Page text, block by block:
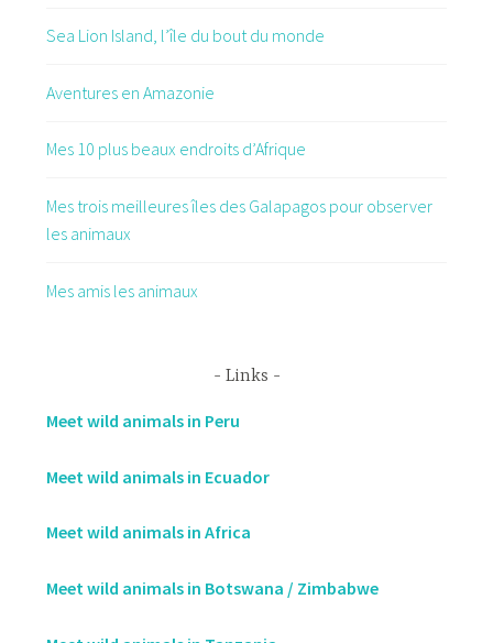
Sea Lion Island, l’île du bout du monde
Aventures en Amazonie
Mes 10 plus beaux endroits d’Afrique
Mes trois meilleures îles des Galapagos pour observer
les animaux
Mes amis les animaux
Links
Meet wild animals in Peru
Meet wild animals in Ecuador
Meet wild animals in Africa
Meet wild animals in Botswana / Zimbabwe